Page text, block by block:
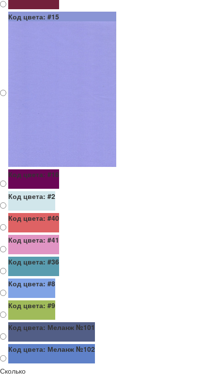
Код цвета: #15
Код цвета: #16
Код цвета: #2
Код цвета: #40
Код цвета: #41
Код цвета: #36
Код цвета: #8
Код цвета: #9
Код цвета: Меланж №101
Код цвета: Меланж №102
Сколько